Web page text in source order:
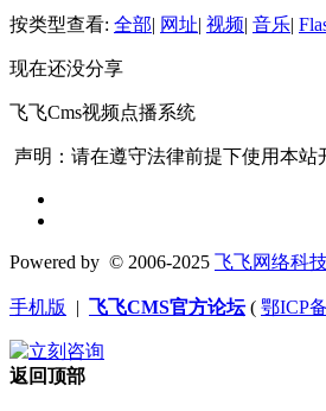
按类型查看: 全部| 网址| 视频| 音乐|
现在还没分享
飞飞Cms视频点播系统
声明：请在遵守法律前提下使用本站
Powered by © 2006-2025 飞飞网络科
手机版 | 飞飞CMS官方论坛( 鄂ICP
返回顶部